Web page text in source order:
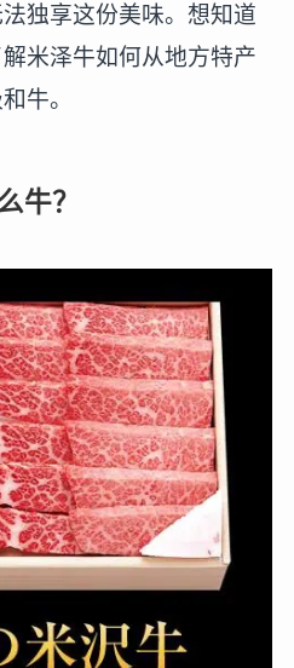
独享这份美味。想知道
米泽牛如何从地方特产
牛。
牛？